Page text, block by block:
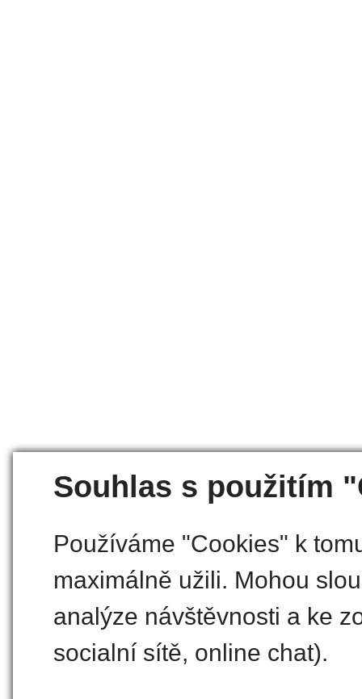
Souhlas s použitím
Používáme "Cookies" k
maximálně užili. Mohou
analýze návštěvnosti a ke
socialní sítě, online chat).